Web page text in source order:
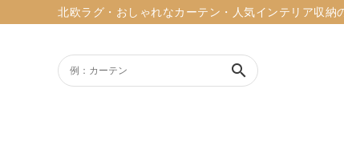
北欧ラグ・おしゃれなカーテン・人気インテリア収納
search